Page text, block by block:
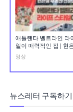
애틀랜타 벨트라인 라
일이 매력적인 집 | 현
영상
뉴스레터 구독하기